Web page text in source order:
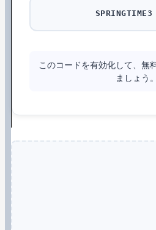
SPRINGTIME3
このコードを有効化して、無
ましょう。